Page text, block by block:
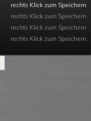
rechts Klick zum Speichern
rechts Klick zum Speichern
rechts Klick zum Speichern
rechts Klick zum Speichern